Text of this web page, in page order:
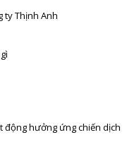
ty Thịnh Anh
động hưởng ứng chiến dịch